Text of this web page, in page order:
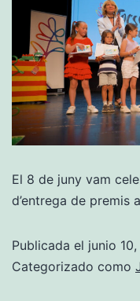
El 8 de juny vam
d’entrega de premis
Publicada el junio
Categorizado como